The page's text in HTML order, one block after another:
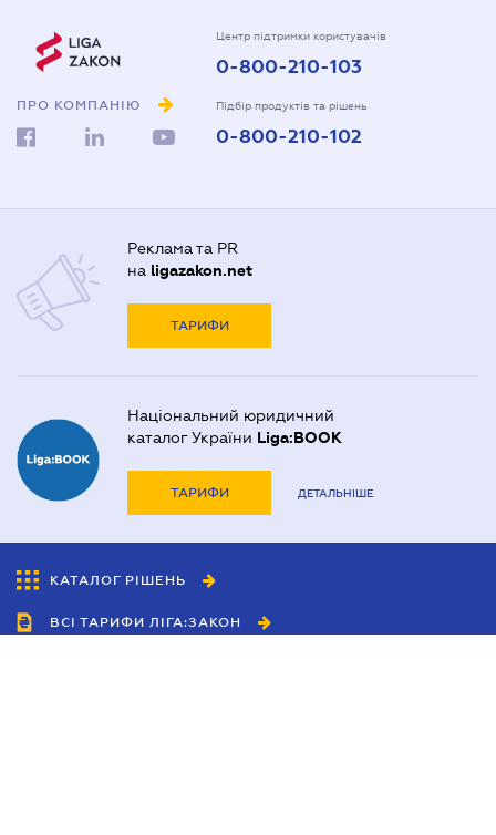
ПРО КОМПАНІЮ
Центр підтримки користувачів
0-800-210-103
Підбір продуктів та рішень
0-800-210-102
Реклама та PR
на ligazakon.net
ТАРИФИ
Національний юридичний
каталог України Liga:BOOK
ТАРИФИ ДЕТАЛЬНІШЕ
КАТАЛОГ РІШЕНЬ
ВСІ ТАРИФИ ЛІГА:ЗАКОН